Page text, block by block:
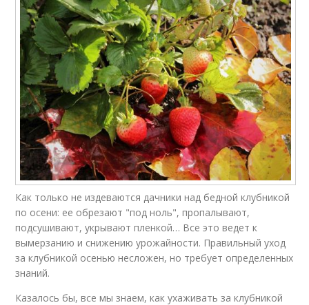
Как только не издеваются дачники над бедной клубникой
по осени: ее обрезают "под ноль", пропалывают,
подсушивают, укрывают пленкой… Все это ведет к
вымерзанию и снижению урожайности. Правильный уход
за клубникой осенью несложен, но требует определенных
знаний.
Казалось бы, все мы знаем, как ухаживать за клубникой